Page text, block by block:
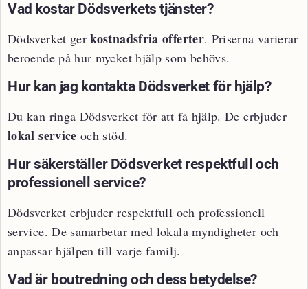
Vad kostar Dödsverkets tjänster?
Dödsverket gerkostnadsfria offerter. Priserna varierar
beroende på hur mycket hjälp som behövs.
Hur kan jag kontakta Dödsverket för hjälp?
Du kan ringa Dödsverket för att få hjälp. De erbjuder
lokal service och stöd.
Hur säkerställer Dödsverket respektfull och
professionell service?
Dödsverket erbjuder respektfull och professionell
service. De samarbetar med lokala myndigheter och
anpassar hjälpen till varje familj.
Vad är boutredning och dess betydelse?